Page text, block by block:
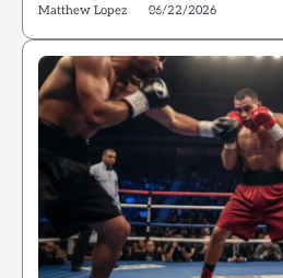
Matthew Lopez 06/22/2026